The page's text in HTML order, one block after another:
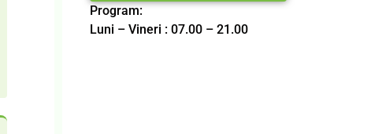
Program:
Luni – Vineri : 07.00 – 21.00